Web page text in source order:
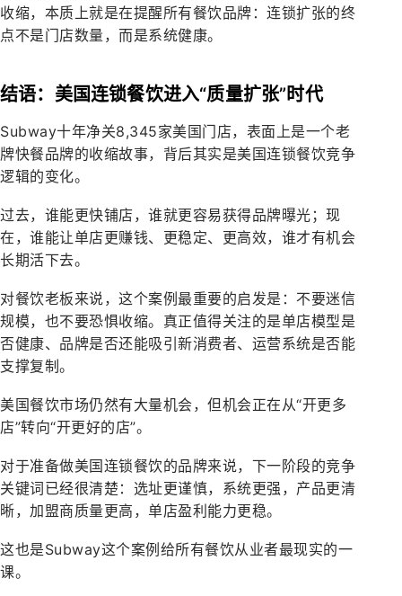
收缩，本质上就是在提醒所有餐饮品牌：连锁扩张的终
点不是门店数量，而是系统健康。
结语：美国连锁餐饮进入“质量扩张”时代
Subway十年净关8,345家美国门店，表面上是一个老
牌快餐品牌的收缩故事，背后其实是美国连锁餐饮竞争
逻辑的变化。
过去，谁能更快铺店，谁就更容易获得品牌曝光；现
在，谁能让单店更赚钱、更稳定、更高效，谁才有机会
长期活下去。
对餐饮老板来说，这个案例最重要的启发是：不要迷信
规模，也不要恐惧收缩。真正值得关注的是单店模型是
否健康、品牌是否还能吸引新消费者、运营系统是否能
支撑复制。
美国餐饮市场仍然有大量机会，但机会正在从“开更多
店”转向“开更好的店”。
对于准备做美国连锁餐饮的品牌来说，下一阶段的竞争
关键词已经很清楚：选址更谨慎，系统更强，产品更清
晰，加盟商质量更高，单店盈利能力更稳。
这也是Subway这个案例给所有餐饮从业者最现实的一
课。